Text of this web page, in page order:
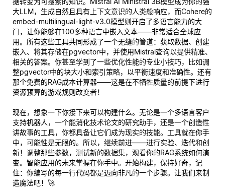
大LLM，生成自然且具有上下文意识的人类般响应，而Cohere的
embed-multilingual-light-v3.0模型则开启了多语言能力的大
门，让你能够在100多种语言中嵌入文本——非常适合全球应
用。所有这些工具共同形成了一个无缝的管道：获取数据、创建
嵌入、将其存储在pgvector中，并使用Mistral查询以提供精准、
相关的答案。你甚至学到了一些优化性能的专业小技巧，比如调
整pgvector中的块大小和索引策略，以平衡速度和准确性。还有
那个免费的RAG成本计算器——这是在不牺牲质量的前提下进行
资源预算的游戏规则改变者！
现在，想象一下你接下来可以构建什么。无论是一个多语言客户
支持机器人，一个能消化技术论文的研究助手，还是一个创造性
讲故事的工具，你都具备让它们成为现实的技能。工具就在你手
中，可能性是无限的。所以，继续前进——进行实验、迭代和创
新！调整那些参数，测试新的数据集，观看你的RAG系统如何演
变。智能应用的未来掌握在你手中。开始构建，保持好奇，记
住：你编写的每一行代码都是迈向非凡的一个步骤。让我们来制
造魔法吧！🚀